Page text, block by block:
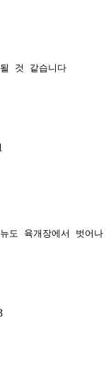
것 같습니다
도 육개장에서 벗어